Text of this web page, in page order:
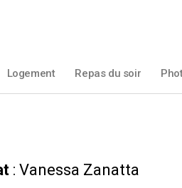
Logement Repas du soir
: Vanessa Zanatta